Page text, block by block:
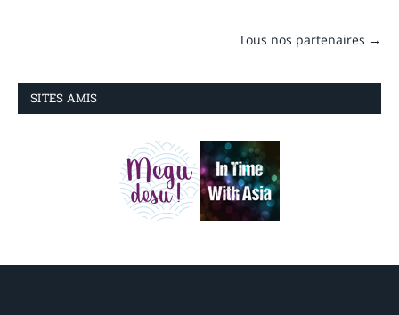
Tous nos partenaires →
SITES AMIS